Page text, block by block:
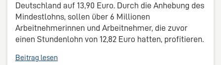
Deutschland auf 13,90 Euro. Durch die Anhebung des
Mindestlohns, sollen über 6 Millionen
Arbeitnehmerinnen und Arbeitnehmer, die zuvor
einen Stundenlohn von 12,82 Euro hatten, profitieren.
Beitrag lesen